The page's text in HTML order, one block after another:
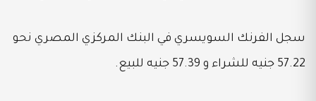
سجل الفرنك السويسري في البنك المركزي المصري نحو
57.22 جنيه للشراء و 57.39 جنيه للبيع.